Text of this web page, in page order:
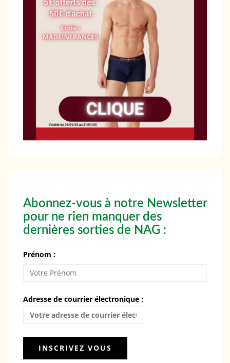
Abonnez-vous à notre Newsletter
pour ne rien manquer des
dernières sorties de NAG :
Prénom :
Adresse de courrier électronique :